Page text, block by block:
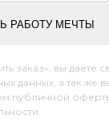
РАБОТУ МЕЧТЫ
заказ», вы даете
данных, а так же
публичной